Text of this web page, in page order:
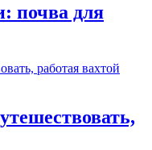
почва для